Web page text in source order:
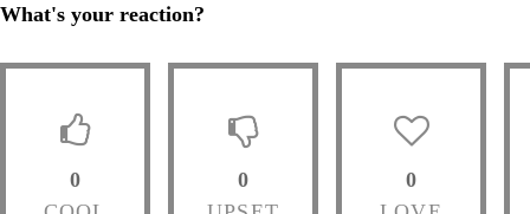
What's your reaction?
0
0
0